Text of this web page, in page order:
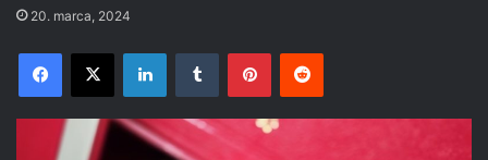
20. marca, 2024
Facebook
X LinkedInTumblr PinterestReddit